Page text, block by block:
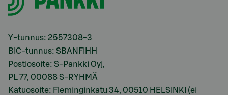
Y-tunnus: 2557308-3
BIC-tunnus: SBANFIHH
Postiosoite: S-Pankki Oyj,
PL 77, 00088 S-RYHMÄ
Katuosoite: Fleminginkatu 34, 00510 HELSINKI (ei